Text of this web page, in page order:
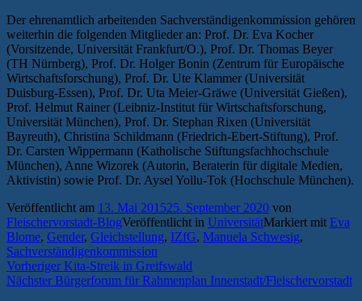
Der ehrenamtlich arbeitenden Sachverständigenkommission gehören
weiterhin die folgenden Mitglieder an: Prof. Dr. Eva Kocher
(Vorsitzende, Universität Frankfurt/O.), Prof. Dr. Thomas Beyer
(TH Nürnberg), Prof. Dr. Holger Bonin (Zentrum für Europäische
Wirtschaftsforschung), Prof. Dr. Ute Klammer (Universität
Duisburg-Essen), Prof. Dr. Uta Meier-Gräwe (Universität Gießen),
Prof. Helmut Rainer (Leibniz-Institut für Wirtschaftsforschung,
Universität München), Prof. Dr. Stephan Rixen (Universität
Bayreuth), Christina Schildmann (Friedrich-Ebert-Stiftung), Prof.
Dr. Carsten Wippermann (Katholische Stiftungsfachhochschule
München), Anne Wizorek (Autorin, Beraterin für digitale Medien,
Aktivistin) sowie Prof. Dr. Aysel Yollu-Tok (Hochschule München).
Veröffentlicht am 13. Mai 201525. September 2020 von
Fleischervorstadt-BlogVeröffentlicht in UniversitätMarkiert mit Eva
Blome, Gender, Gleichstellung, IZfG, Manuela Schwesig,
Sachverständigenkommission
Beitragsnavigation
Vorheriger Vorheriger
Beitrag:
Kita-Streik in Greifswald
Nächster Nächster
Bürgerforum für Rah­men­plan Innenstadt/Fleischervorstadt